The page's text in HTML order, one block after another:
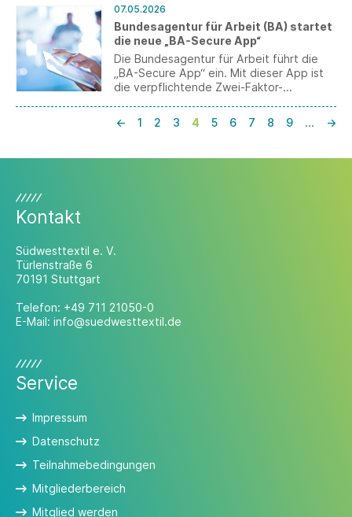
07.05.2026
Bundesagentur für Arbeit (BA) startet
die neue „BA-Secure App“
Die Bundesagentur für Arbeit führt die
„BA-Secure App“ ein. Mit dieser App ist
die verpflichtende Zwei-Faktor-
Smartphone oder Tablet nutzbar.
← 1 2 3 4 5 6 7 8 9 … →
Kontakt
Südwesttextil e. V.
Türlenstraße 6
70191 Stuttgart
Telefon: +49 711 21050-0
E-Mail: info@suedwesttextil.de
Service
Impressum
Datenschutz
Teilnahmebedingungen
Mitgliederbereich
Mitglied werden